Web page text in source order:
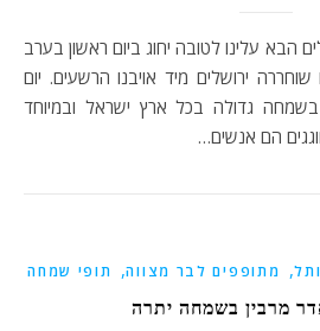
אשר בו שוחררה ירושלים מיד אויבנו הרשעים. יום
בשמחה גדולה בכל ארץ ישראל ובמיוחד
הם אנשים…
, מתופפים לבר מצווה, תופי שמחה
מרבין בשמחה יתרה